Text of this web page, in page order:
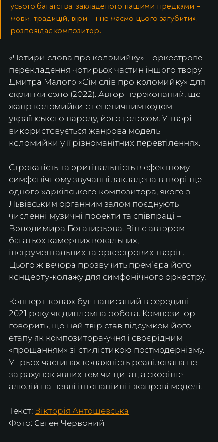
усього багатства, закладеного нашими предками –
мови, традицій, віри – і не маємо цього загубити», –
розповідає композитор.
«Чотири слова про коломийку» – оркестрове
перекладення чотирьох частин іншого твору
Дмитра Малого «Сім слів про коломийку» для
скрипки соло (2022). Автор переконаний, що
жанр коломийки є генетичним кодом
українського народу, його голосом. У творі
використовується жанрова модель
коломийки у її різноманітних перевтіленнях.
Строкатість та оригінальність в ефектному
симфонічному звучанні закладена в творі ще
одного харківського композитора, якого з
Львівським органним залом поєднують
численні музичні проекти та співпраці –
Володимира Богатирьова. Він є автором
багатьох камерних вокальних,
інструментальних та оркестрових творів.
Цього ж вечора прозвучить премʼєра його
концерту-колажу для симфонічного оркестру.
Концерт-колаж був написаний в середині
2021 року як дипломна робота. Композитор
говорить, що цей твір став підсумком його
етапу як композитора-учня і своєрідним
«прощанням» зі стилістикою постмодернізму.
У трьох частинах колажність реалізована не
за рахунок явних тем чи цитат, а скоріше
алюзій на певні інтонаційні і жанрові моделі.
Текст: Вікторія Антошевська
Фото: Євген Червоний